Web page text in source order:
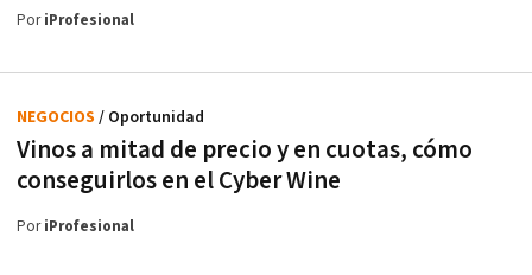
PoriProfesional
Vinos a mitad de precio y en cuotas, cómo
conseguirlos en el Cyber Wine
NEGOCIOS / Oportunidad
PoriProfesional